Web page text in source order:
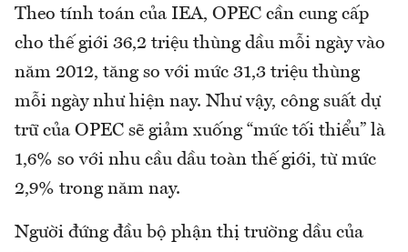
Theo tính toán của IEA, OPEC cần cung cấp
cho thế giới 36,2 triệu thùng dầu mỗi ngày vào
năm 2012, tăng so với mức 31,3 triệu thùng
mỗi ngày như hiện nay. Như vậy, công suất dự
trữ của OPEC sẽ giảm xuống “mức tối thiểu” là
1,6% so với nhu cầu dầu toàn thế giới, từ mức
2,9% trong năm nay.
Người đứng đầu bộ phận thị trường dầu của